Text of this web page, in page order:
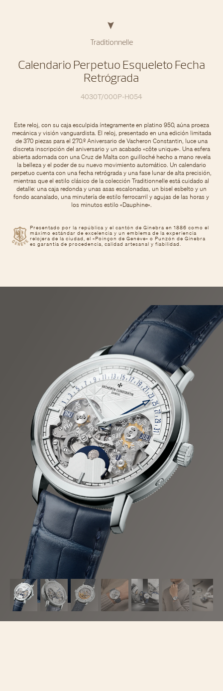
Traditionnelle
Calendario Perpetuo Esqueleto Fecha
Retrógrada
4030T/000P-H054
Presentado por la república y el cantón de Ginebra en 1886 como el
máximo estándar de excelencia y un emblema de la experiencia
relojera de la ciudad, el «Poinçon de Genève» o Punzón de Ginebra
es garantía de procedencia, calidad artesanal y fiabilidad.
Este reloj, con su caja esculpida íntegramente en platino 950, aúna proeza
mecánica y visión vanguardista. El reloj, presentado en una edición limitada
de 370 piezas para el 270.º Aniversario de Vacheron Constantin, luce una
discreta inscripción del aniversario y un acabado «côte unique». Una esfera
abierta adornada con una Cruz de Malta con guilloché hecho a mano revela
la belleza y el poder de su nuevo movimiento automático. Un calendario
perpetuo cuenta con una fecha retrógrada y una fase lunar de alta precisión,
mientras que el estilo clásico de la colección Traditionnelle está cuidado al
detalle: una caja redonda y unas asas escalonadas, un bisel esbelto y un
fondo acanalado, una minutería de estilo ferrocarril y agujas de las horas y
los minutos estilo «Dauphine».